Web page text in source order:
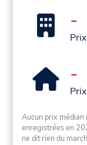
-
-
Aucun prix médian
enregistrées en
ne dit rien du